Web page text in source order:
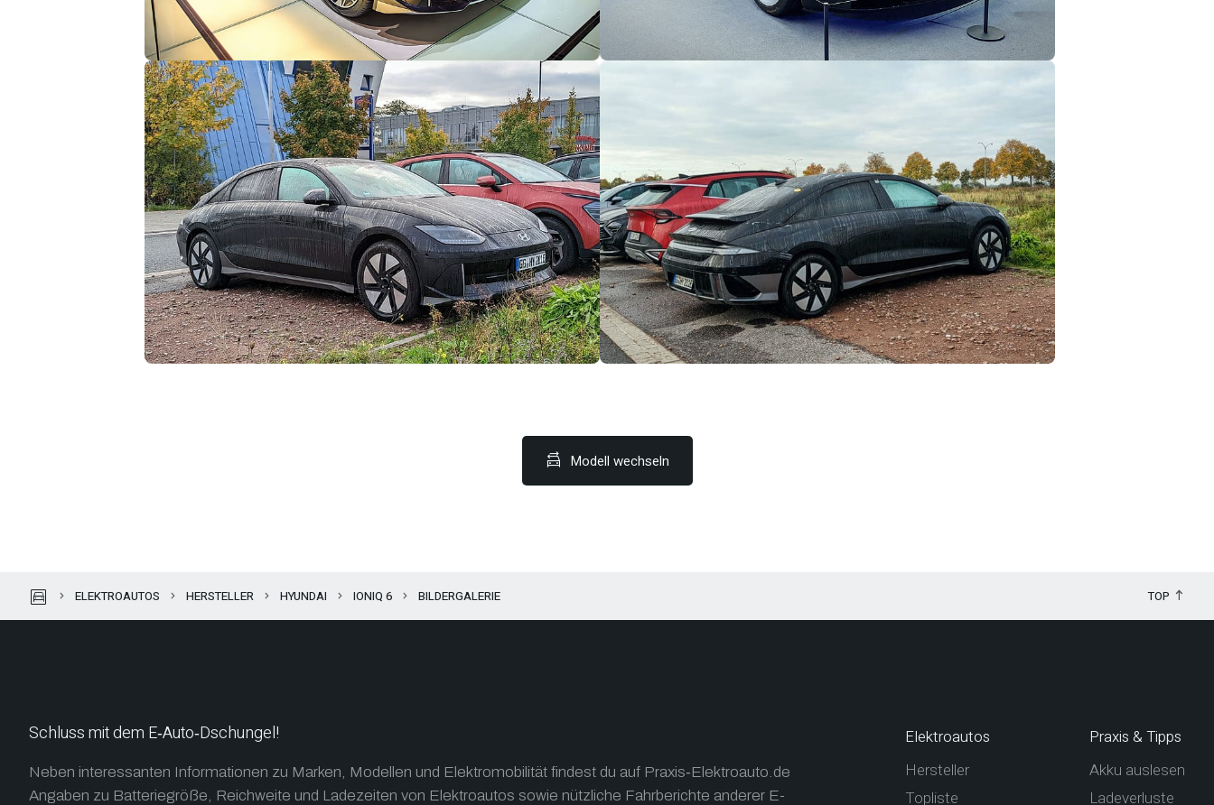
Modell wechseln
garage ELEKTROAUTOS HERSTELLER HYUNDAI IONIQ 6 BILDERGALERIE TOP
Schluss mit dem E‑Auto‑Dschungel!
Neben interessanten Informationen zu Marken, Modellen und Elektromobilität findest du auf Praxis‑Elektroauto.de
Angaben zu Batteriegröße, Reichweite und Ladezeiten von Elektroautos sowie nützliche Fahrberichte anderer E-
Elektroautos
Hersteller
Topliste
Praxis & Tipps
Akku auslesen
Ladeverluste